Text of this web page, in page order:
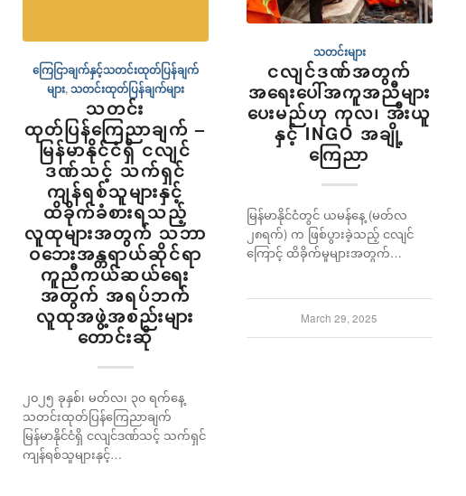
ကြေငြာချက်နှင့်သတင်းထုတ်ပြန်ချက်
များ,သတင်းထုတ်ပြန်ချက်များ
သတင်း
ထုတ်ပြန်ကြေညာချက် –
မြန်မာနိုင်ငံရှိ ငလျင်
ဒဏ်သင့် သက်ရှင်
ကျန်ရစ်သူများနှင့်
ထိခိုက်ခံစားရသည့်
လူထုများအတွက် သဘာ
ဝဘေးအန္တရာယ်ဆိုင်ရာ
ကူညီကယ်ဆယ်ရေး
အတွက် အရပ်ဘက်
လူထုအဖွဲ့အစည်းများ
တောင်းဆို
၂၀၂၅ ခုနှစ်၊ မတ်လ၊ ၃၀ ရက်နေ့
သတင်းထုတ်ပြန်ကြေညာချက်
မြန်မာနိုင်ငံရှိ ငလျင်ဒဏ်သင့် သက်ရှင်
ကျန်ရစ်သူများနှင့်…
သတင်းများ
ငလျင်ဒဏ်အတွက်
အရေးပေါ်အကူအညီများ
ပေးမည်ဟု ကုလ၊ အီးယူ
နှင့် INGO အချို့
ကြေညာ
မြန်မာနိုင်ငံတွင် ယမန်နေ့ (မတ်လ
၂၈ရက်) က ဖြစ်ပွားခဲ့သည့် ငလျင်
ကြောင့် ထိခိုက်မှုများအတွက်…
March 29, 2025